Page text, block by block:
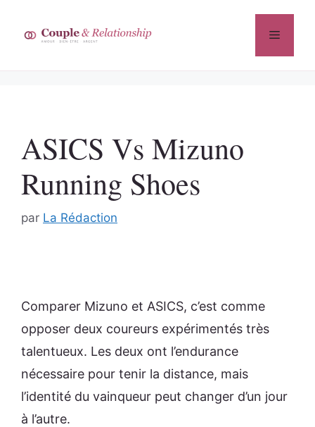
contenu
Menu
ASICS Vs Mizuno
Running Shoes
par La Rédaction
Comparer Mizuno et ASICS, c’est comme
opposer deux coureurs expérimentés très
talentueux. Les deux ont l’endurance
nécessaire pour tenir la distance, mais
l’identité du vainqueur peut changer d’un jour
à l’autre.